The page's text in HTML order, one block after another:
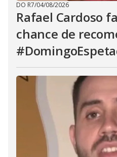
DO R7/04/08/2026
Rafael Cardoso
chance de